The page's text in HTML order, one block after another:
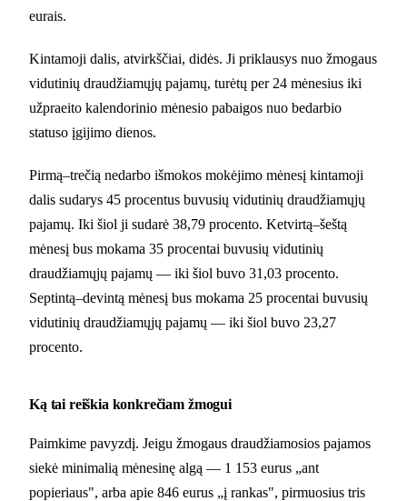
eurais.
Kintamoji dalis, atvirkščiai, didės. Ji priklausys nuo žmogaus
vidutinių draudžiamųjų pajamų, turėtų per 24 mėnesius iki
užpraeito kalendorinio mėnesio pabaigos nuo bedarbio
statuso įgijimo dienos.
Pirmą–trečią nedarbo išmokos mokėjimo mėnesį kintamoji
dalis sudarys 45 procentus buvusių vidutinių draudžiamųjų
pajamų. Iki šiol ji sudarė 38,79 procento. Ketvirtą–šeštą
mėnesį bus mokama 35 procentai buvusių vidutinių
draudžiamųjų pajamų — iki šiol buvo 31,03 procento.
Septintą–devintą mėnesį bus mokama 25 procentai buvusių
vidutinių draudžiamųjų pajamų — iki šiol buvo 23,27
procento.
Ką tai reiškia konkrečiam žmogui
Paimkime pavyzdį. Jeigu žmogaus draudžiamosios pajamos
siekė minimalią mėnesinę algą — 1 153 eurus „ant
popieriaus", arba apie 846 eurus „į rankas", pirmuosius tris